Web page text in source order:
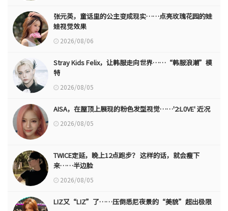
张元英，童话里的公主变成现实……点亮玫瑰花园的娃
娃视觉效果
2026/08/06
Stray Kids Felix，让韩服走向世界……“韩服浪潮”模
特
2026/08/05
AISA，在屋顶上展现的粉色发型视觉……'2:L0VE' 近况
2026/08/05
TWICE定延，晚上12点跑步？ 这样的话，就会瘦下
来……半边脸
2026/08/05
LIZ又“LIZ”了……压倒悉尼夜景的“美貌”超出极限